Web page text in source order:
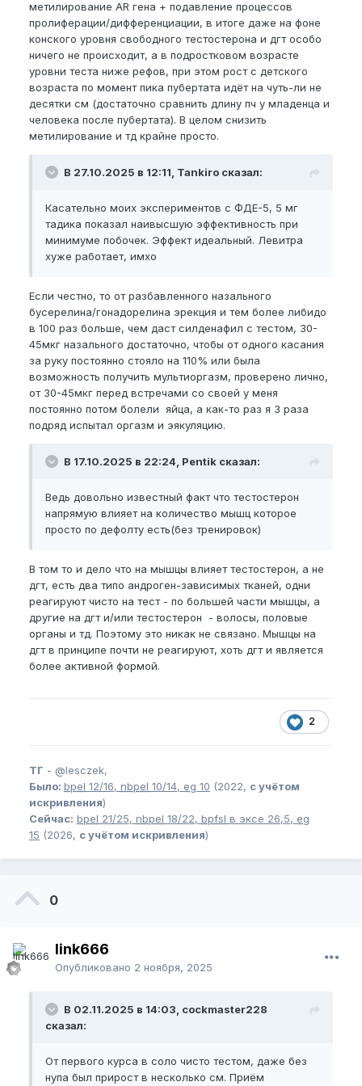
метилирование AR гена + подавление процессов
пролиферации/дифференциации, в итоге даже на фоне
конского уровня свободного тестостерона и дгт особо
ничего не происходит, а в подростковом возрасте
уровни теста ниже рефов, при этом рост с детского
возраста по момент пика пубертата идёт на чуть-ли не
десятки см (достаточно сравнить длину пч у младенца и
человека после пубертата). В целом снизить
метилирование и тд крайне просто.
В 27.10.2025 в 12:11, Tankiro сказал:
Касательно моих экспериментов с ФДЕ-5, 5 мг
тадика показал наивысшую эффективность при
минимуме побочек. Эффект идеальный. Левитра
хуже работает, имхо
Если честно, то от разбавленного назального
бусерелина/гонадорелина эрекция и тем более либидо
в 100 раз больше, чем даст силденафил с тестом, 30-
45мкг назального достаточно, чтобы от одного касания
за руку постоянно стояло на 110% или была
возможность получить мультиоргазм, проверено лично,
от 30-45мкг перед встречами со своей у меня
постоянно потом болели яйца, а как-то раз я 3 раза
подряд испытал оргазм и эякуляцию.
В 17.10.2025 в 22:24, Pentik сказал:
Ведь довольно известный факт что тестостерон
напрямую влияет на количество мышц которое
просто по дефолту есть(без тренировок)
В том то и дело что на мышцы влияет тестостерон, а не
дгт, есть два типо андроген-зависимых тканей, одни
реагируют чисто на тест - по большей части мышцы, а
другие на дгт и/или тестостерон - волосы, половые
органы и тд. Поэтому это никак не связано. Мышцы на
дгт в принципе почти не реагируют, хоть дгт и является
более активной формой.
2
ТГ - @lesczek,
Было: bpel 12/16, nbpel 10/14, eg 10 (2022, с учётом
искривления)
Сейчас: bpel 21/25, nbpel 18/22, bpfsl в эксе 26,5, eg
15 (2026, с учётом искривления)
0
link666
Опубликовано 2 ноября, 2025
В 02.11.2025 в 14:03, cockmaster228
сказал:
От первого курса в соло чисто тестом, даже без
нупа был прирост в несколько см. Приём